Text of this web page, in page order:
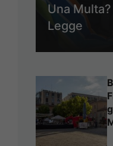
Una
Legge